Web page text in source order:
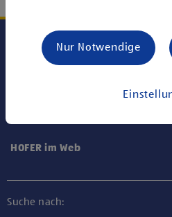
HOFER im Web
Suche nach:
Nur Notwendige